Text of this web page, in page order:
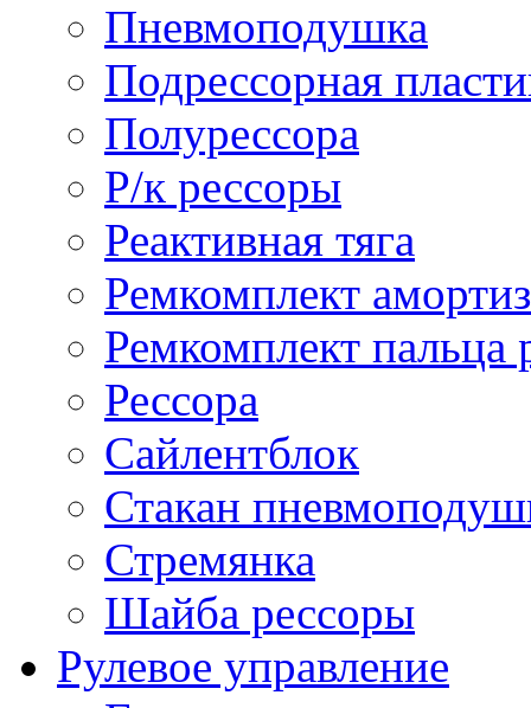
Пневмоподушка
Подрессорная
Полурессора
Р/к рессоры
Реактивная тяга
Ремкомплект
Ремкомплект пальца
Рессора
Сайлентблок
Стакан
Стремянка
Шайба рессоры
Рулевое управление